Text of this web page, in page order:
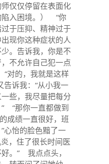
仅仅停留在表面化
陷入困境。） “你
于压抑、精神过于
现你这种症状的人
。告诉我，你是不
不允许自己犯一点
对的，我就是这样
告诉我：“从小我一
些，我尽量把每分
“那你一直都做到
成绩一直很好，班
心怡的脸色黯了一
，住了很长时间医
。” 我点点头，